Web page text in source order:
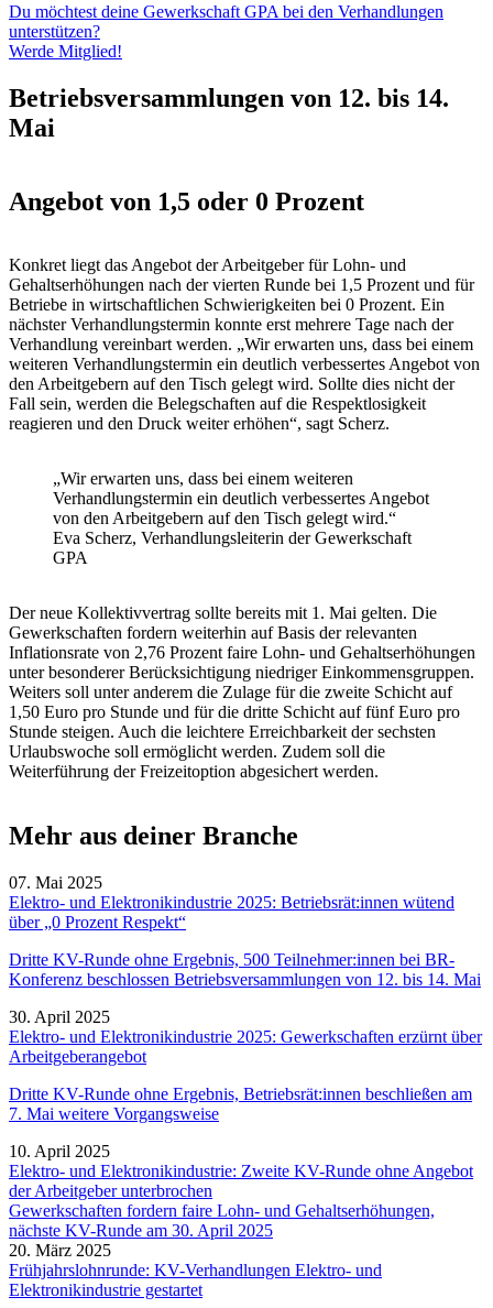
Du möchtest deine Gewerkschaft GPA bei den Verhandlungen
unterstützen?
Werde Mitglied!
Betriebsversammlungen von 12. bis 14.
Mai
Angebot von 1,5 oder 0 Prozent
Konkret liegt das Angebot der Arbeitgeber für Lohn- und
Gehaltserhöhungen nach der vierten Runde bei 1,5 Prozent und für
Betriebe in wirtschaftlichen Schwierigkeiten bei 0 Prozent. Ein
nächster Verhandlungstermin konnte erst mehrere Tage nach der
Verhandlung vereinbart werden. „Wir erwarten uns, dass bei einem
weiteren Verhandlungstermin ein deutlich verbessertes Angebot von
den Arbeitgebern auf den Tisch gelegt wird. Sollte dies nicht der
Fall sein, werden die Belegschaften auf die Respektlosigkeit
reagieren und den Druck weiter erhöhen“, sagt Scherz.
„Wir erwarten uns, dass bei einem weiteren
Verhandlungstermin ein deutlich verbessertes Angebot
von den Arbeitgebern auf den Tisch gelegt wird.“
Eva Scherz, Verhandlungsleiterin der Gewerkschaft
GPA
Der neue Kollektivvertrag sollte bereits mit 1. Mai gelten. Die
Gewerkschaften fordern weiterhin auf Basis der relevanten
Inflationsrate von 2,76 Prozent faire Lohn- und Gehaltserhöhungen
unter besonderer Berücksichtigung niedriger Einkommensgruppen.
Weiters soll unter anderem die Zulage für die zweite Schicht auf
1,50 Euro pro Stunde und für die dritte Schicht auf fünf Euro pro
Stunde steigen. Auch die leichtere Erreichbarkeit der sechsten
Urlaubswoche soll ermöglicht werden. Zudem soll die
Weiterführung der Freizeitoption abgesichert werden.
Mehr aus deiner Branche
07. Mai 2025
Elektro- und Elektronikindustrie 2025: Betriebsrät:innen wütend
über „0 Prozent Respekt“
Dritte KV-Runde ohne Ergebnis, 500 Teilnehmer:innen bei BR-
Konferenz beschlossen Betriebsversammlungen von 12. bis 14. Mai
30. April 2025
Elektro- und Elektronikindustrie 2025: Gewerkschaften erzürnt über
Arbeitgeberangebot
Dritte KV-Runde ohne Ergebnis, Betriebsrät:innen beschließen am
7. Mai weitere Vorgangsweise
10. April 2025
Elektro- und Elektronikindustrie: Zweite KV-Runde ohne Angebot
der Arbeitgeber unterbrochen
Gewerkschaften fordern faire Lohn- und Gehaltserhöhungen,
nächste KV-Runde am 30. April 2025
20. März 2025
Frühjahrslohnrunde: KV-Verhandlungen Elektro- und
Elektronikindustrie gestartet